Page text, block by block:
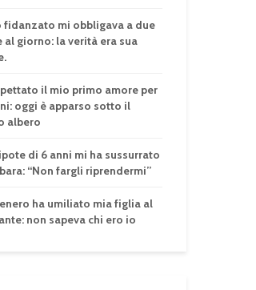
fidanzato mi obbligava a due
al giorno: la verità era sua
il mio primo amore per
oggi è apparso sotto il
albero
di 6 anni mi ha sussurrato
“Non fargli riprendermi”
ha umiliato mia figlia al
non sapeva chi ero io